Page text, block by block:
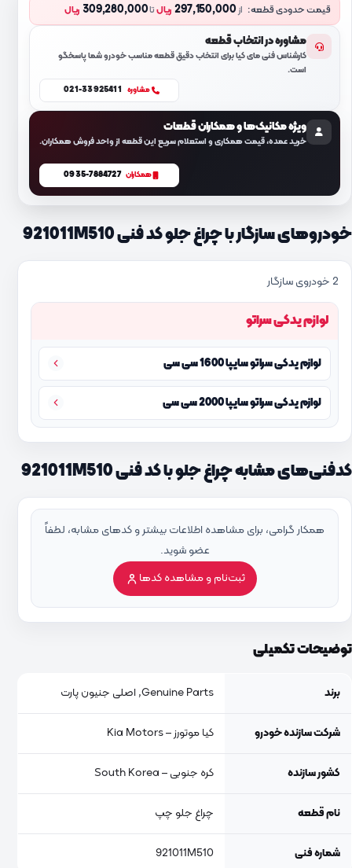
قیمت حدودی قطعه: از297,150,000 ریالتا309,280,000 ریال
مشاوره در انتخاب قطعه
کارشناس فنی مای کیا برای انتخاب دقیق قطعه مناسب خودرو شما پاسخگو
است.
مشاوره 021-33925411
ویژه مکانیک‌ها و همکاران قطعات
خرید عمده، قیمت همکاری و استعلام سریع این قطعه از واحد فروش همکاران.
همکاران 0935-7884727
خودروهای سازگار با چراغ جلو کد فنی 921011M510
2 خودروی سازگار
لوازم یدکی سراتو
لوازم یدکی سراتو سایپا 1600 سی سی
لوازم یدکی سراتو سایپا 2000 سی سی
کدفنی‌های مشابه چراغ جلو با کد فنی 921011M510
همکار گرامی، برای مشاهده اطلاعات بیشتر و کدهای مشابه، لطفاً
عضو شوید.
ثبت‌نام و مشاهده کدها
توضیحات تکمیلی
برند Genuine Parts, اصلی جنیون پارت
شرکت سازنده خودرو کیا موتورز – Kia Motors
کشور سازنده کره جنوبی – South Korea
نام قطعه چراغ جلو چپ
شماره فنی 921011M510